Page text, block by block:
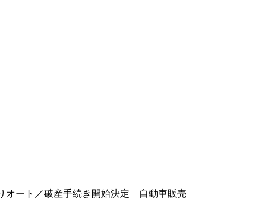
オート／破産手続き開始決定 自動車販売